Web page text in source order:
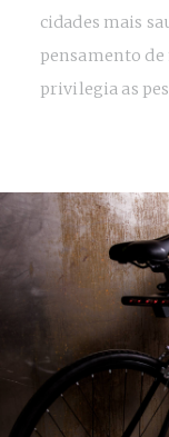
cidades mais
pensamento
privilegia as